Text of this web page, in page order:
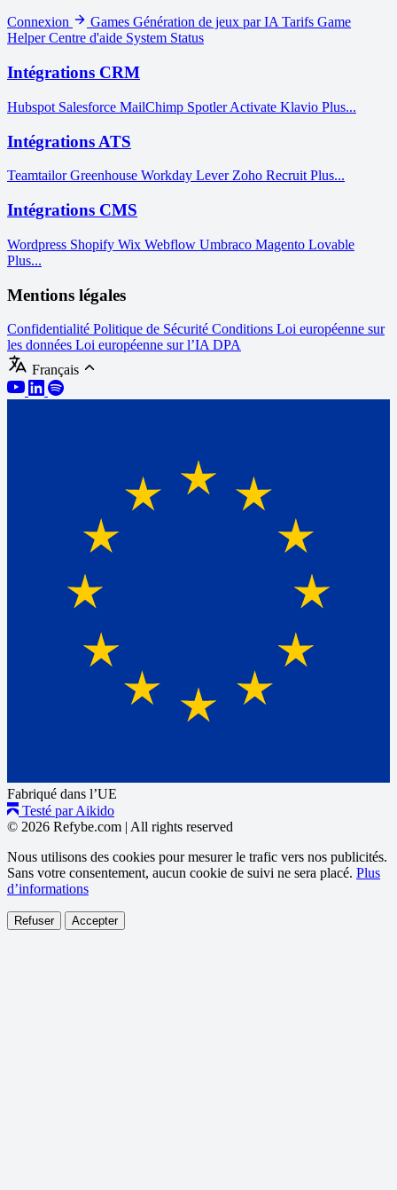
Connexion Games Génération de jeux par IATarifs Game
HelperCentre d'aide System Status
Intégrations CRM
Hubspot Salesforce MailChimp Spotler Activate Klavio Plus...
Intégrations ATS
TeamtailorGreenhouse Workday Lever Zoho Recruit Plus...
Intégrations CMS
Wordpress Shopify Wix Webflow Umbraco Magento Lovable
Plus...
Mentions légales
Confidentialité Politique de Sécurité Conditions Loi européenne sur
les données Loi européenne sur l’IA DPA
Français
Fabriqué dans l’UE
Testé par Aikido
© 2026 Refybe.com | All rights reserved
Nous utilisons des cookies pour mesurer le trafic vers nos publicités.
Sans votre consentement, aucun cookie de suivi ne sera placé. Plus
d’informations
Refuser Accepter